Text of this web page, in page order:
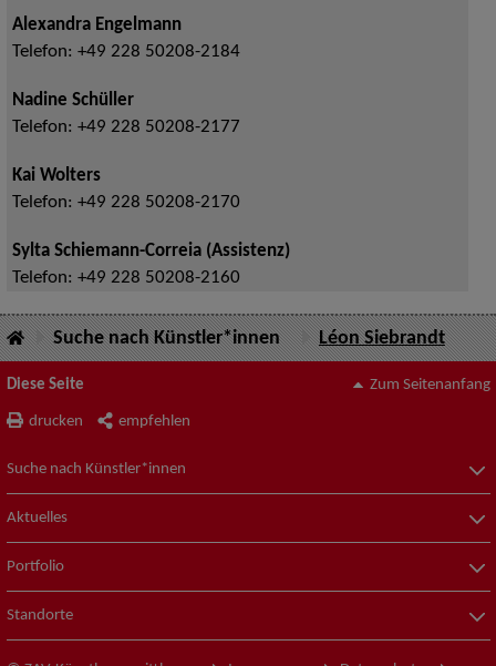
Alexandra Engelmann
Telefon: +49 228 50208-2184
Nadine Schüller
Telefon: +49 228 50208-2177
Kai Wolters
Telefon: +49 228 50208-2170
Sylta Schiemann-Correia (Assistenz)
Telefon: +49 228 50208-2160
Suche nach Künstler*innen Léon Siebrandt
Diese Seite
drucken empfehlen
Zum Seitenanfang
Suche nach Künstler*innen
Aktuelles
Portfolio
Standorte